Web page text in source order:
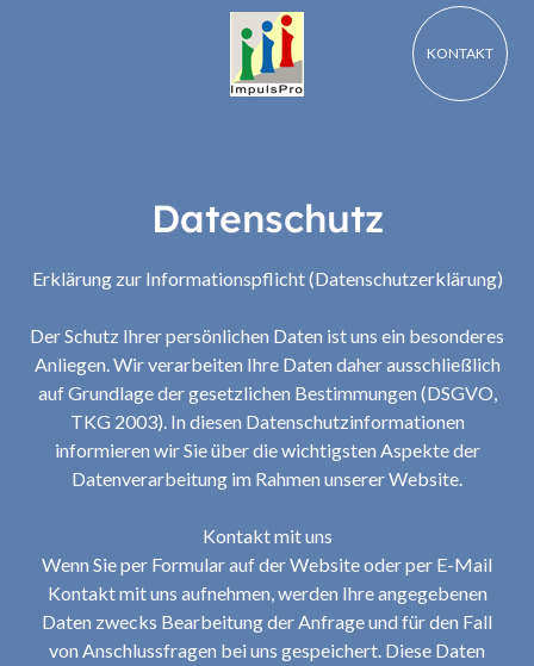
KONTAKT
Datenschutz
Erklärung zur Informationspflicht (Datenschutzerklärung)
Der Schutz Ihrer persönlichen Daten ist uns ein besonderes
Anliegen. Wir verarbeiten Ihre Daten daher ausschließlich
auf Grundlage der gesetzlichen Bestimmungen (DSGVO,
TKG 2003). In diesen Datenschutzinformationen
informieren wir Sie über die wichtigsten Aspekte der
Datenverarbeitung im Rahmen unserer Website.
Kontakt mit uns
Wenn Sie per Formular auf der Website oder per E-Mail
Kontakt mit uns aufnehmen, werden Ihre angegebenen
Daten zwecks Bearbeitung der Anfrage und für den Fall
von Anschlussfragen bei uns gespeichert. Diese Daten